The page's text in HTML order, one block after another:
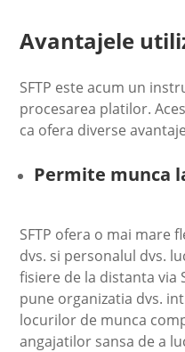
Avantajele
SFTP este acum un
procesarea platilor.
ca ofera diverse
Permite munca
SFTP ofera o mai mare
dvs. si personalul dvs.
fisiere de la distanta via
pune organizatia dvs.
locurilor de munca
angajatilor sansa de a